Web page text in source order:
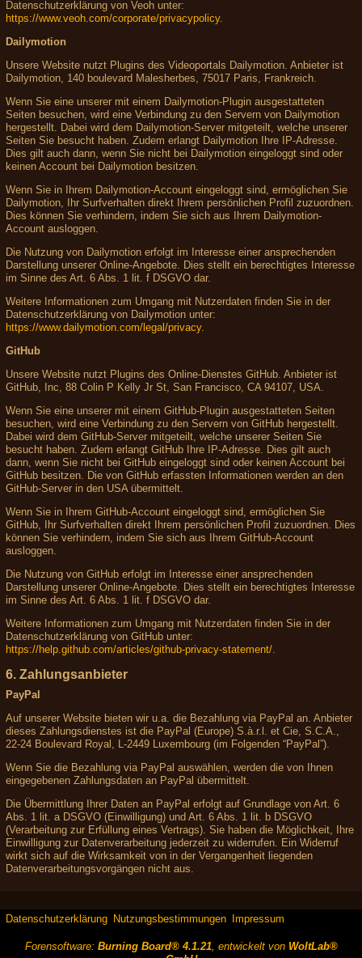
Datenschutzerklärung von Veoh unter:
https://www.veoh.com/corporate/privacypolicy.
Dailymotion
Unsere Website nutzt Plugins des Videoportals Dailymotion. Anbieter ist
Dailymotion, 140 boulevard Malesherbes, 75017 Paris, Frankreich.
Wenn Sie eine unserer mit einem Dailymotion-Plugin ausgestatteten
Seiten besuchen, wird eine Verbindung zu den Servern von Dailymotion
hergestellt. Dabei wird dem Dailymotion-Server mitgeteilt, welche unserer
Seiten Sie besucht haben. Zudem erlangt Dailymotion Ihre IP-Adresse.
Dies gilt auch dann, wenn Sie nicht bei Dailymotion eingeloggt sind oder
keinen Account bei Dailymotion besitzen.
Wenn Sie in Ihrem Dailymotion-Account eingeloggt sind, ermöglichen Sie
Dailymotion, Ihr Surfverhalten direkt Ihrem persönlichen Profil zuzuordnen.
Dies können Sie verhindern, indem Sie sich aus Ihrem Dailymotion-
Account ausloggen.
Die Nutzung von Dailymotion erfolgt im Interesse einer ansprechenden
Darstellung unserer Online-Angebote. Dies stellt ein berechtigtes Interesse
im Sinne des Art. 6 Abs. 1 lit. f DSGVO dar.
Weitere Informationen zum Umgang mit Nutzerdaten finden Sie in der
Datenschutzerklärung von Dailymotion unter:
https://www.dailymotion.com/legal/privacy.
GitHub
Unsere Website nutzt Plugins des Online-Dienstes GitHub. Anbieter ist
GitHub, Inc, 88 Colin P Kelly Jr St, San Francisco, CA 94107, USA.
Wenn Sie eine unserer mit einem GitHub-Plugin ausgestatteten Seiten
besuchen, wird eine Verbindung zu den Servern von GitHub hergestellt.
Dabei wird dem GitHub-Server mitgeteilt, welche unserer Seiten Sie
besucht haben. Zudem erlangt GitHub Ihre IP-Adresse. Dies gilt auch
dann, wenn Sie nicht bei GitHub eingeloggt sind oder keinen Account bei
GitHub besitzen. Die von GitHub erfassten Informationen werden an den
GitHub-Server in den USA übermittelt.
Wenn Sie in Ihrem GitHub-Account eingeloggt sind, ermöglichen Sie
GitHub, Ihr Surfverhalten direkt Ihrem persönlichen Profil zuzuordnen. Dies
können Sie verhindern, indem Sie sich aus Ihrem GitHub-Account
ausloggen.
Die Nutzung von GitHub erfolgt im Interesse einer ansprechenden
Darstellung unserer Online-Angebote. Dies stellt ein berechtigtes Interesse
im Sinne des Art. 6 Abs. 1 lit. f DSGVO dar.
Weitere Informationen zum Umgang mit Nutzerdaten finden Sie in der
Datenschutzerklärung von GitHub unter:
https://help.github.com/articles/github-privacy-statement/
6. Zahlungsanbieter
PayPal
Auf unserer Website bieten wir u.a. die Bezahlung via PayPal an. Anbieter
dieses Zahlungsdienstes ist die PayPal (Europe) S.à.r.l. et Cie, S.C.A.,
22-24 Boulevard Royal, L-2449 Luxembourg (im Folgenden “PayPal”).
Wenn Sie die Bezahlung via PayPal auswählen, werden die von Ihnen
eingegebenen Zahlungsdaten an PayPal übermittelt.
Die Übermittlung Ihrer Daten an PayPal erfolgt auf Grundlage von Art. 6
Abs. 1 lit. a DSGVO (Einwilligung) und Art. 6 Abs. 1 lit. b DSGVO
(Verarbeitung zur Erfüllung eines Vertrags). Sie haben die Möglichkeit, Ihre
Einwilligung zur Datenverarbeitung jederzeit zu widerrufen. Ein Widerruf
wirkt sich auf die Wirksamkeit von in der Vergangenheit liegenden
Datenverarbeitungsvorgängen nicht aus.
Datenschutzerklärung Nutzungsbestimmungen Impressum
Forensoftware: Burning Board® 4.1.21, entwickelt von WoltLab®